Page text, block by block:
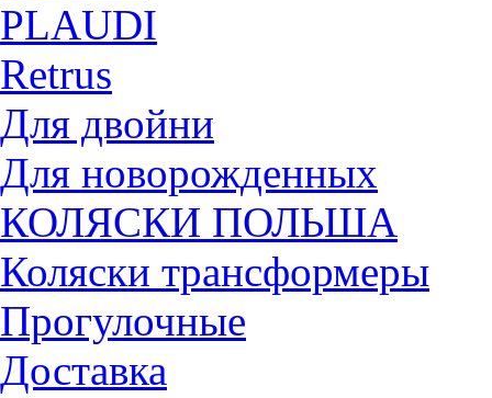
PLAUDI
Retrus
Для двойни
Для новорожденных
КОЛЯСКИ ПОЛЬША
Коляски трансформеры
Прогулочные
Доставка